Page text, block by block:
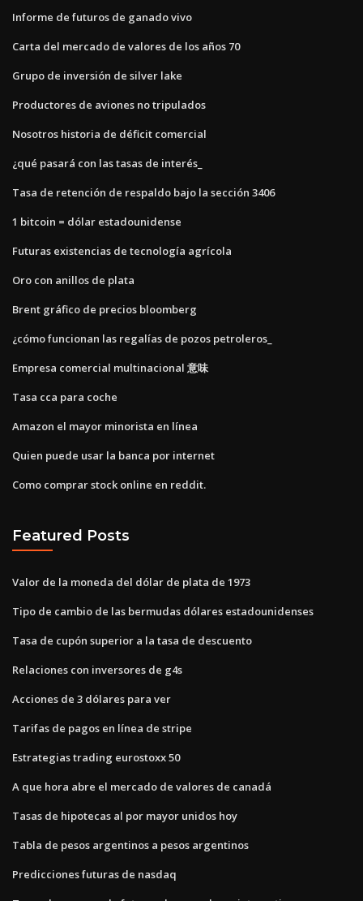
Informe de futuros de ganado vivo
Carta del mercado de valores de los años 70
Grupo de inversión de silver lake
Productores de aviones no tripulados
Nosotros historia de déficit comercial
¿qué pasará con las tasas de interés_
Tasa de retención de respaldo bajo la sección 3406
1 bitcoin = dólar estadounidense
Futuras existencias de tecnología agrícola
Oro con anillos de plata
Brent gráfico de precios bloomberg
¿cómo funcionan las regalías de pozos petroleros_
Empresa comercial multinacional 意味
Tasa cca para coche
Amazon el mayor minorista en línea
Quien puede usar la banca por internet
Como comprar stock online en reddit.
Featured Posts
Valor de la moneda del dólar de plata de 1973
Tipo de cambio de las bermudas dólares estadounidenses
Tasa de cupón superior a la tasa de descuento
Relaciones con inversores de g4s
Acciones de 3 dólares para ver
Tarifas de pagos en línea de stripe
Estrategias trading eurostoxx 50
A que hora abre el mercado de valores de canadá
Tasas de hipotecas al por mayor unidos hoy
Tabla de pesos argentinos a pesos argentinos
Predicciones futuras de nasdaq